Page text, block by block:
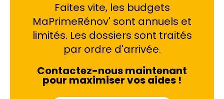
Faites vite, les budgets
MaPrimeRénov' sont annuels et
limités. Les dossiers sont traités
par ordre d'arrivée.
Contactez-nous maintenant
pour maximiser vos aides !